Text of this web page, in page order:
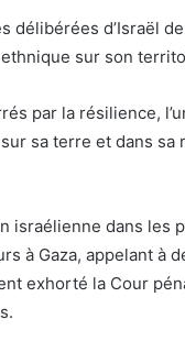
délibérées d’Israël
sur son
par la résilience,
sa terre et dans
israélienne dans les
à Gaza, appelant à
exhorté la Cour